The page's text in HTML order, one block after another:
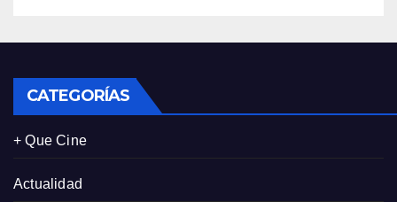
CATEGORÍAS
+ Que Cine
Actualidad